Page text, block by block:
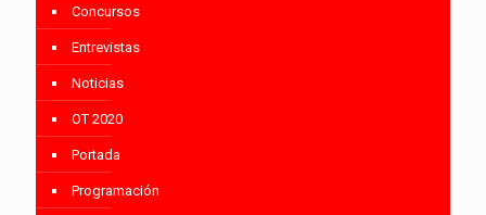
Concursos
Entrevistas
Noticias
OT 2020
Portada
Programación